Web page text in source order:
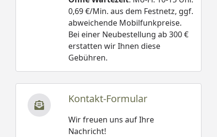
0,69 €/Min. aus dem Festnetz, ggf.
abweichende Mobilfunkpreise.
Bei einer Neubestellung ab 300 €
erstatten wir Ihnen diese
Gebühren.
Kontakt-Formular
Wir freuen uns auf Ihre
Nachricht!